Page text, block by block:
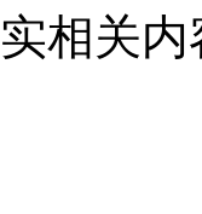
相关内